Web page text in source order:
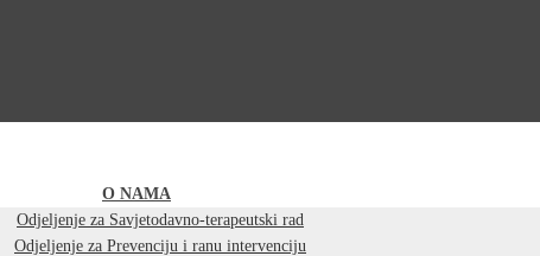
O NAMA
Odjeljenje za Savjetodavno-terapeutski rad
Odjeljenje za Prevenciju i ranu intervenciju